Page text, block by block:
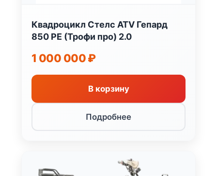
Квадроцикл Стелс ATV Гепард
850 PE (Трофи про) 2.0
1 000 000₽
В корзину
Подробнее